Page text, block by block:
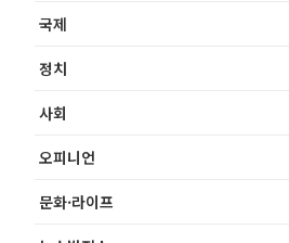
국제
정치
사회
오피니언
문화·라이프